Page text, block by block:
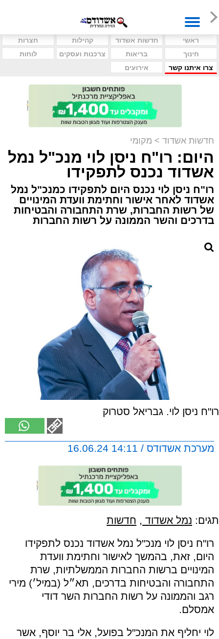
ראשי חדשות אשדוד קהילות
חצרות
חינוך
בריאות צרכנות ועסקים
לוחות
צרו איתנו קשר
אירועים
חדשות אשדוד > מקומי
היום: רו"ח ניסן לוי מנכ"ל נמל
אשדוד נכנס לתפקידו
רו"ח ניסן לוי נכנס היום לתפקידו כמנכ"ל נמל
אשדוד לאחר אישור וחתימת וועדת המינויים
של רשות החברות, שרת התחבורה והבטיחות
בדרכים והשר הממונה על רשות החברות
רו"ח ניסן לוי. גבריאל סטרוק
מערכת אשדודס / 14:11 16.06.24
תגים: נמל אשדוד , חדשות
רו"ח ניסן לוי מנכ"ל נמל אשדוד נכנס לתפקידו
היום, זאת, בהמשך לאישור וחתימת וועדת
המינויים ברשות החברות הממשלתיות, שרת
התחבורה והבטיחות בדרכים, תא״ל (במיל׳) מירי
רגב והממונה על רשות החברות השר דודי
אמסלם.
לוי יחליף את המנכ"ל בפועל, אלי בר יוסף, אשר